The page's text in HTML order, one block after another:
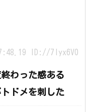
ID://7Iyx6V0
わった感ある
ドメを刺した